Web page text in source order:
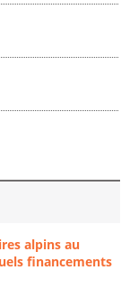
alpins au
financements